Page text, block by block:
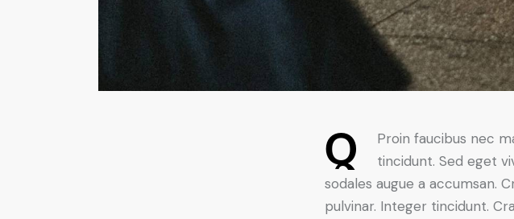
Q
Proin faucibus nec
tincidunt. Sed eget
sodales augue a accumsan.
pulvinar. Integer tincidunt.